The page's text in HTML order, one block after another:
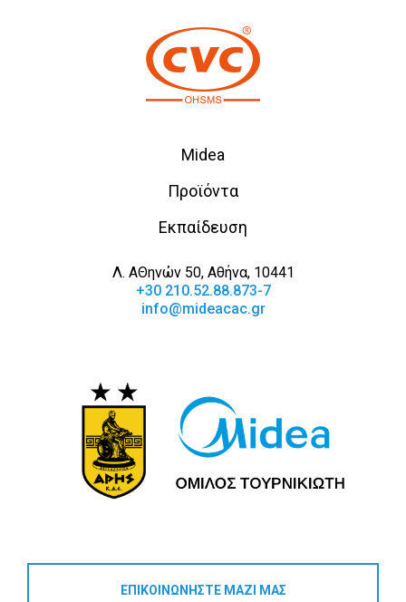
Midea
Προϊόντα
Εκπαίδευση
Λ. ΑΘηνών 50, Αθήνα, 10441
+30 210.52.88.873-7
info@mideacac.gr
ΕΠΙΚΟΙΝΩΝΗΣΤΕ ΜΑΖΙ ΜΑΣ